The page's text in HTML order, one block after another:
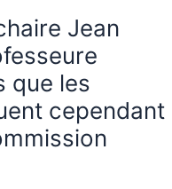
Jean
que les
cependant